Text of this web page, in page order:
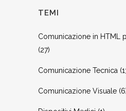
TEMI
Comunicazione in HTML
(27)
Comunicazione Tecnica
Comunicazione Visuale